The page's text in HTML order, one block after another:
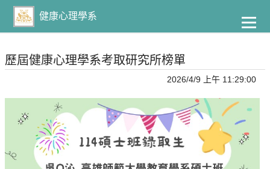
主
要
容
健康心理學系
歷屆健康心理學系考取研究所榜單
2026/4/9 上午 11:29:00